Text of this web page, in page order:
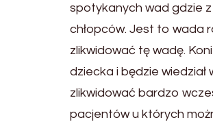
spotykanych wad gdzie
chłopców. Jest to wada
zlikwidować tę wadę.
dziecka i będzie
zlikwidować bardzo
pacjentów u których